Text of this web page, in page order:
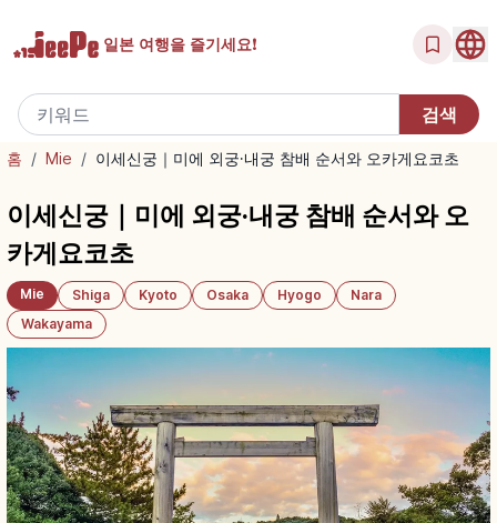
일본 여행을 즐기세요!
홈 / Mie / 이세신궁｜미에 외궁·내궁 참배 순서와 오카게요코초
이세신궁｜미에 외궁·내궁 참배 순서와 오
카게요코초
Mie Shiga Kyoto Osaka Hyogo
Nara
Wakayama